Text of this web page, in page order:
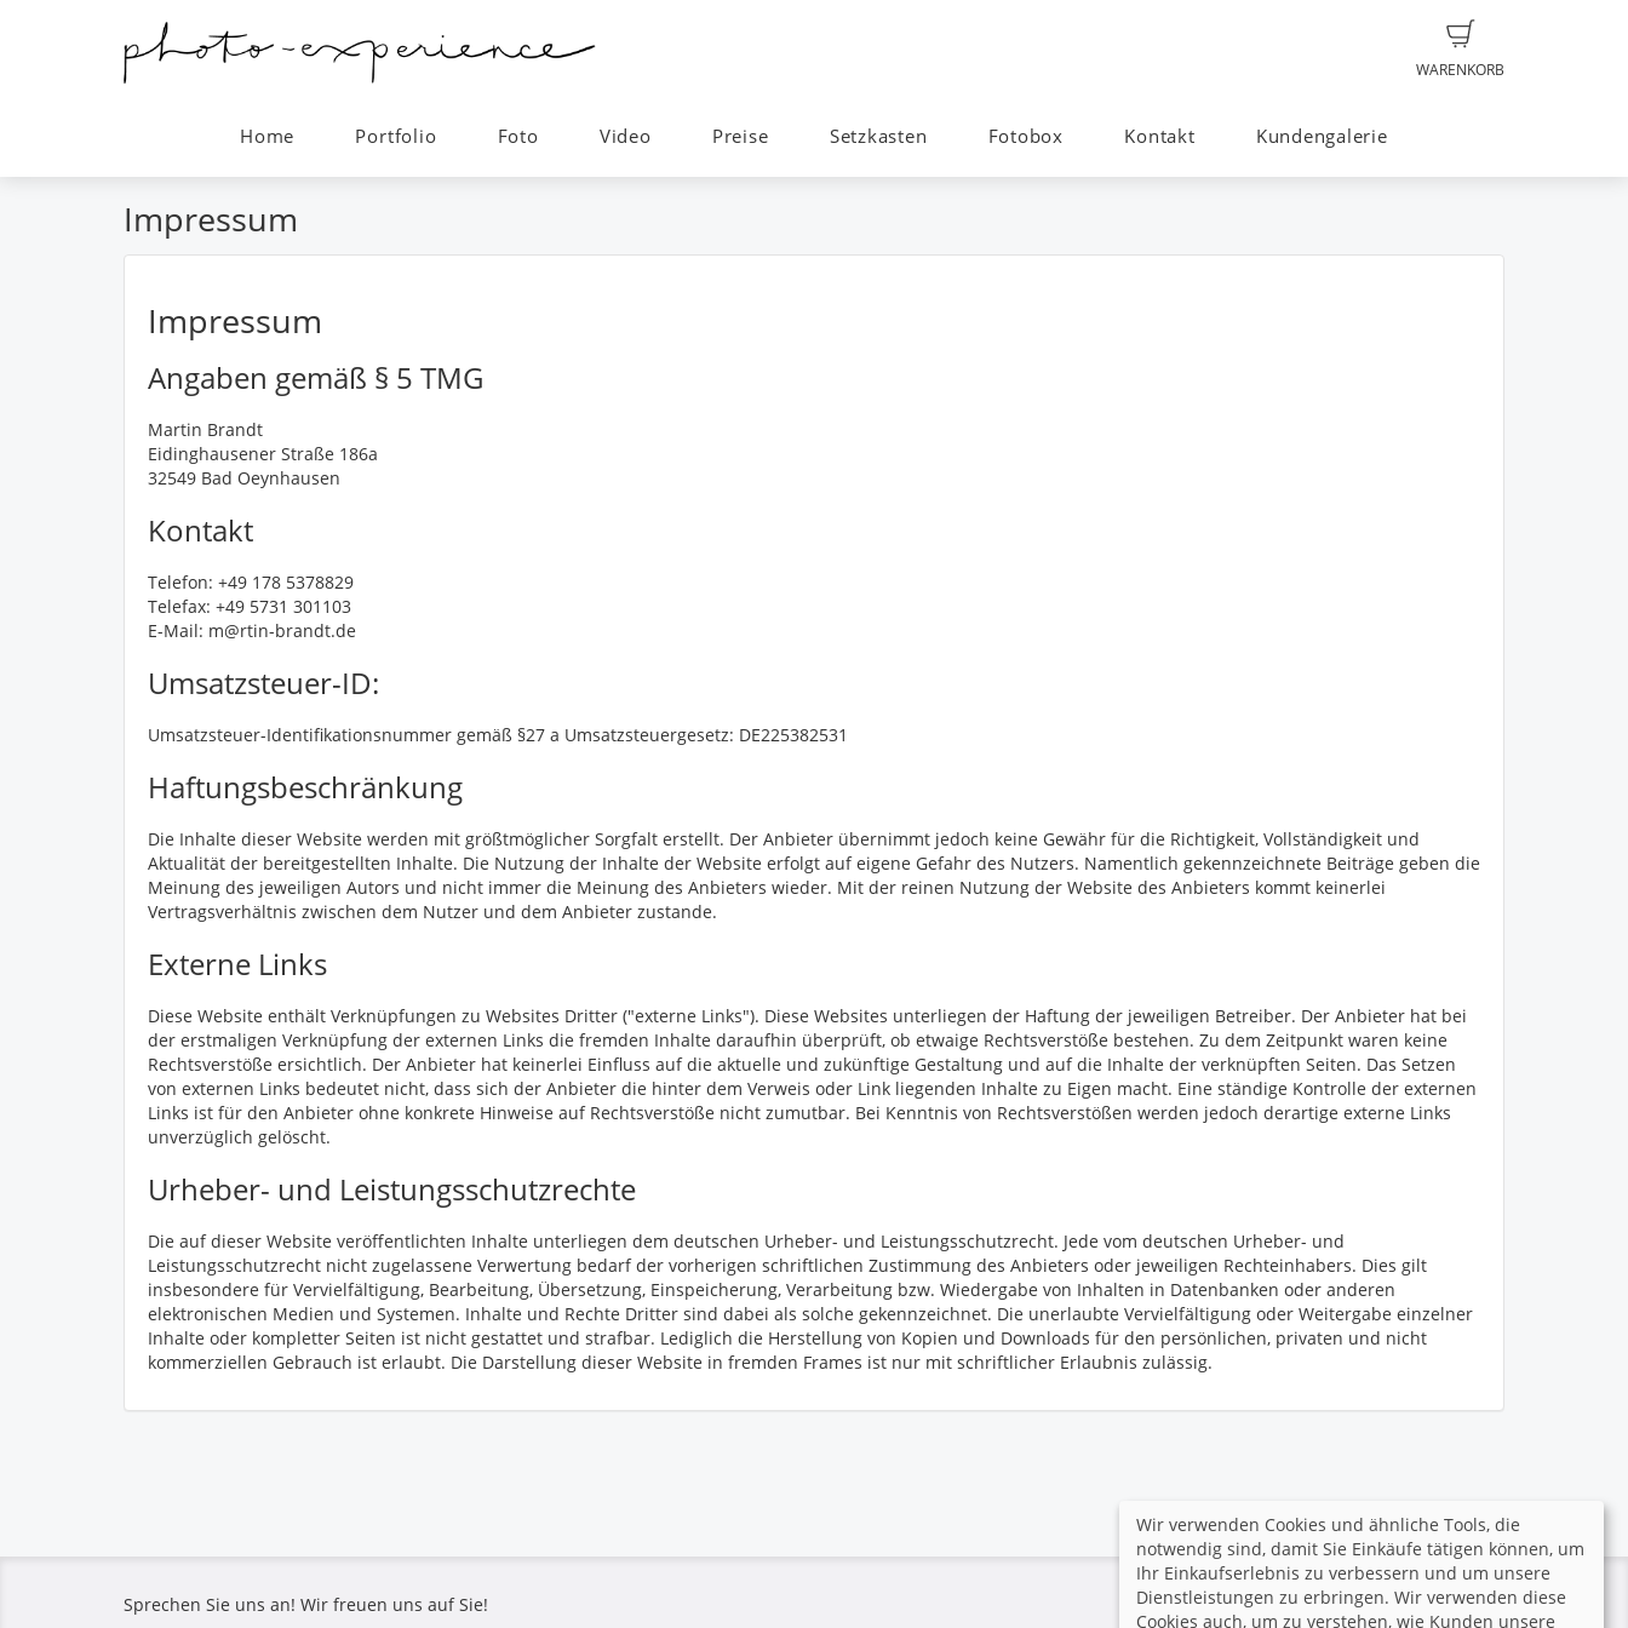
WARENKORB
Home Portfolio Foto Video Preise Setzkasten Fotobox Kontakt Kundengalerie
Impressum
Impressum
Angaben gemäß § 5 TMG
Martin Brandt
Eidinghausener Straße 186a
32549 Bad Oeynhausen
Kontakt
Telefon: +49 178 5378829
Telefax: +49 5731 301103
E-Mail: m@rtin-brandt.de
Umsatzsteuer-ID:
Umsatzsteuer-Identifikationsnummer gemäß §27 a Umsatzsteuergesetz: DE225382531
Haftungsbeschränkung
Die Inhalte dieser Website werden mit größtmöglicher Sorgfalt erstellt. Der Anbieter übernimmt jedoch keine Gewähr für die Richtigkeit, Vollständigkeit und
Aktualität der bereitgestellten Inhalte. Die Nutzung der Inhalte der Website erfolgt auf eigene Gefahr des Nutzers. Namentlich gekennzeichnete Beiträge geben die
Meinung des jeweiligen Autors und nicht immer die Meinung des Anbieters wieder. Mit der reinen Nutzung der Website des Anbieters kommt keinerlei
Vertragsverhältnis zwischen dem Nutzer und dem Anbieter zustande.
Externe Links
Diese Website enthält Verknüpfungen zu Websites Dritter ("externe Links"). Diese Websites unterliegen der Haftung der jeweiligen Betreiber. Der Anbieter hat bei
der erstmaligen Verknüpfung der externen Links die fremden Inhalte daraufhin überprüft, ob etwaige Rechtsverstöße bestehen. Zu dem Zeitpunkt waren keine
Rechtsverstöße ersichtlich. Der Anbieter hat keinerlei Einfluss auf die aktuelle und zukünftige Gestaltung und auf die Inhalte der verknüpften Seiten. Das Setzen
von externen Links bedeutet nicht, dass sich der Anbieter die hinter dem Verweis oder Link liegenden Inhalte zu Eigen macht. Eine ständige Kontrolle der externen
Links ist für den Anbieter ohne konkrete Hinweise auf Rechtsverstöße nicht zumutbar. Bei Kenntnis von Rechtsverstößen werden jedoch derartige externe Links
unverzüglich gelöscht.
Urheber- und Leistungsschutzrechte
Die auf dieser Website veröffentlichten Inhalte unterliegen dem deutschen Urheber- und Leistungsschutzrecht. Jede vom deutschen Urheber- und
Leistungsschutzrecht nicht zugelassene Verwertung bedarf der vorherigen schriftlichen Zustimmung des Anbieters oder jeweiligen Rechteinhabers. Dies gilt
insbesondere für Vervielfältigung, Bearbeitung, Übersetzung, Einspeicherung, Verarbeitung bzw. Wiedergabe von Inhalten in Datenbanken oder anderen
elektronischen Medien und Systemen. Inhalte und Rechte Dritter sind dabei als solche gekennzeichnet. Die unerlaubte Vervielfältigung oder Weitergabe einzelner
Inhalte oder kompletter Seiten ist nicht gestattet und strafbar. Lediglich die Herstellung von Kopien und Downloads für den persönlichen, privaten und nicht
kommerziellen Gebrauch ist erlaubt. Die Darstellung dieser Website in fremden Frames ist nur mit schriftlicher Erlaubnis zulässig.
Sprechen Sie uns an! Wir freuen uns auf Sie!
Wir verwenden Cookies und ähnliche Tools, die
notwendig sind, damit Sie Einkäufe tätigen können, um
Ihr Einkaufserlebnis zu verbessern und um unsere
Dienstleistungen zu erbringen. Wir verwenden diese
Cookies auch, um zu verstehen, wie Kunden unsere